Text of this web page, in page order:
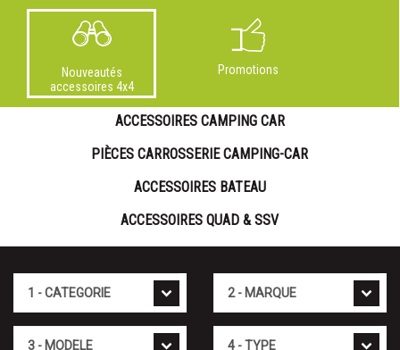
Nouveautés
accessoires 4x4
Promotions
ACCESSOIRES CAMPING CAR
PIÈCES CARROSSERIE CAMPING-CAR
ACCESSOIRES BATEAU
ACCESSOIRES QUAD & SSV